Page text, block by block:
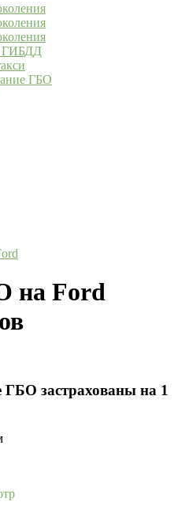
ГИБДД
ГБО
на Ford
ГБО застрахованы на 1